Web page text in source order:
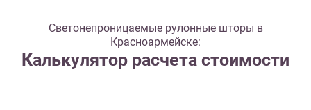
Светонепроницаемые рулонные шторы в
Красноармейске:
Калькулятор расчета стоимости